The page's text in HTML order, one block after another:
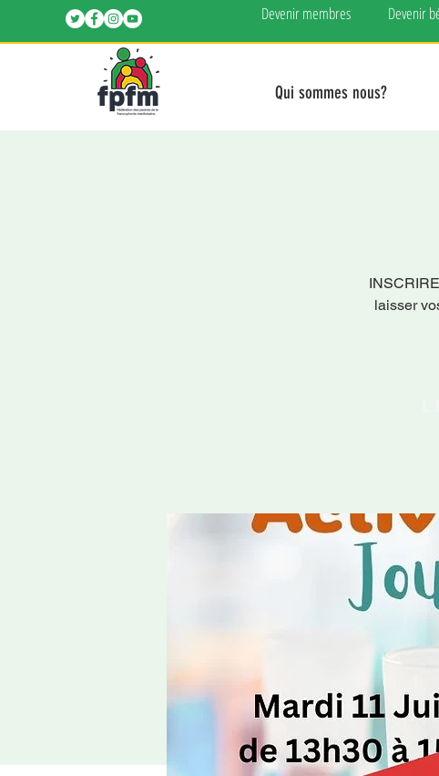
Devenir membres Devenir
Qui sommes nous?
laisser